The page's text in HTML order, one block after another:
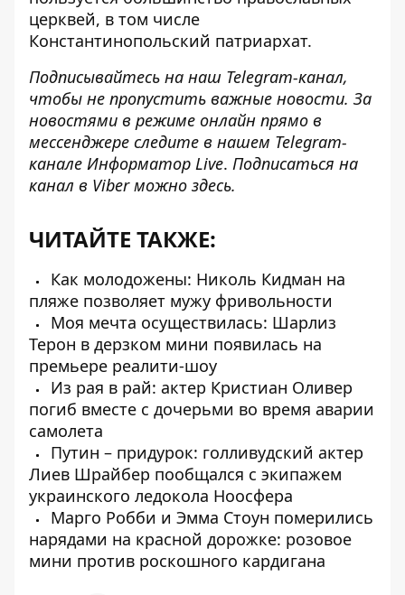
церквей, в том числе
Константинопольский патриархат.
Подписывайтесь на наш Telegram-канал,
чтобы не пропустить важные новости. За
новостями в режиме онлайн прямо в
мессенджере следите в нашем Telegram-
канале Информатор Live. Подписаться на
канал в Viber можно здесь.
ЧИТАЙТЕ ТАКЖЕ:
Как молодожены: Николь Кидман на
пляже позволяет мужу фривольности
Моя мечта осуществилась: Шарлиз
Терон в дерзком мини появилась на
премьере реалити-шоу
Из рая в рай: актер Кристиан Оливер
погиб вместе с дочерьми во время аварии
самолета
Путин – придурок: голливудский актер
Лиев Шрайбер пообщался с экипажем
украинского ледокола Ноосфера
Марго Робби и Эмма Стоун померились
нарядами на красной дорожке: розовое
мини против роскошного кардигана